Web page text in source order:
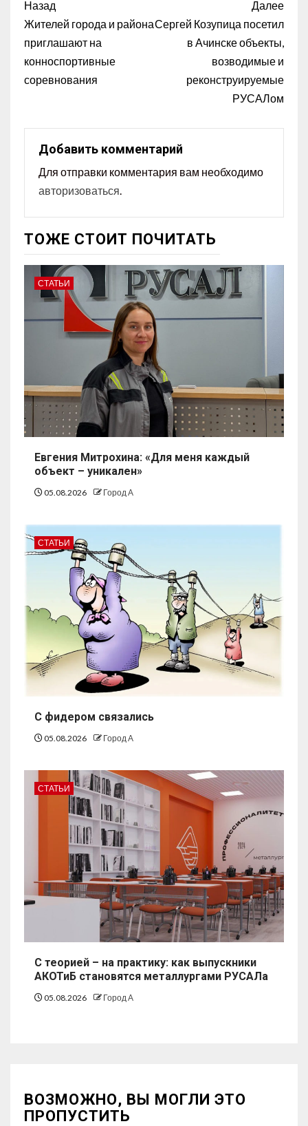
Назад
Жителей города и района
приглашают на
конноспортивные
соревнования
Далее
Сергей Козупица посетил
в Ачинске объекты,
возводимые и
реконструируемые
РУСАЛом
Добавить комментарий
Для отправки комментария вам необходимо
авторизоваться.
ТОЖЕ СТОИТ ПОЧИТАТЬ
СТАТЬИ
Евгения Митрохина: «Для меня каждый
объект – уникален»
05.08.2026 Город А
СТАТЬИ
С фидером связались
05.08.2026 Город А
СТАТЬИ
С теорией – на практику: как выпускники
АКОТиБ становятся металлургами РУСАЛа
05.08.2026 Город А
ВОЗМОЖНО, ВЫ МОГЛИ ЭТО
ПРОПУСТИТЬ